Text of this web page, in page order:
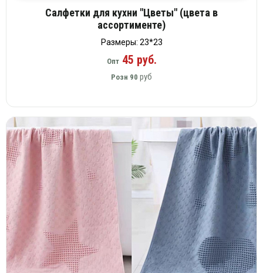
Салфетки для кухни "Цветы" (цвета в
ассортименте)
Размеры: 23*23
Опт45 руб.
Розн 90 руб